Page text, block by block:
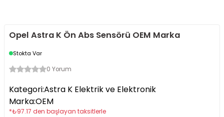
Opel Astra K Ön Abs Sensörü OEM Marka
Stokta Var
0 Yorum
Kategori:Astra K Elektrik ve Elektronik
Marka:OEM
*₺97.17 den başlayan taksitlerle